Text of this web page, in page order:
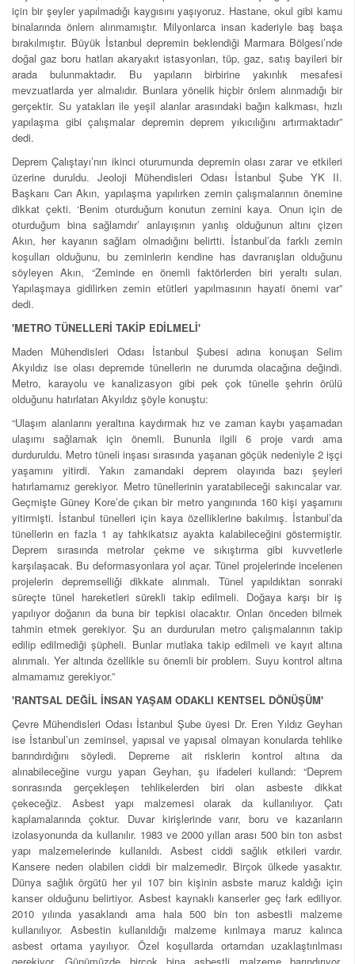
için bir şeyler yapılmadığı kaygısını yaşıyoruz. Hastane, okul gibi kamu
binalarında önlem alınmamıştır. Milyonlarca insan kaderiyle baş başa
bırakılmıştır. Büyük İstanbul depremin beklendiği Marmara Bölgesi’nde
doğal gaz boru hatları akaryakıt istasyonları, tüp, gaz, satış bayileri bir
arada bulunmaktadır. Bu yapıların birbirine yakınlık mesafesi
mevzuatlarda yer almalıdır. Bunlara yönelik hiçbir önlem alınmadığı bir
gerçektir. Su yatakları ile yeşil alanlar arasındaki bağın kalkması, hızlı
yapılaşma gibi çalışmalar depremin deprem yıkıcılığını artırmaktadır”
dedi.
Deprem Çalıştayı’nın ikinci oturumunda depremin olası zarar ve etkileri
üzerine duruldu. Jeoloji Mühendisleri Odası İstanbul Şube YK II.
Başkanı Can Akın, yapılaşma yapılırken zemin çalışmalarının önemine
dikkat çekti. ‘Benim oturduğum konutun zemini kaya. Onun için de
oturduğum bina sağlamdır’ anlayışının yanlış olduğunun altını çizen
Akın, her kayanın sağlam olmadığını belirtti. İstanbul’da farklı zemin
koşulları olduğunu, bu zeminlerin kendine has davranışları olduğunu
söyleyen Akın, “Zeminde en önemli faktörlerden biri yeraltı suları.
Yapılaşmaya gidilirken zemin etütleri yapılmasının hayati önemi var”
dedi.
'METRO TÜNELLERİ TAKİP EDİLMELİ'
Maden Mühendisleri Odası İstanbul Şubesi adına konuşan Selim
Akyıldız ise olası depremde tünellerin ne durumda olacağına değindi.
Metro, karayolu ve kanalizasyon gibi pek çok tünelle şehrin örülü
olduğunu hatırlatan Akyıldız şöyle konuştu:
“Ulaşım alanlarını yeraltına kaydırmak hız ve zaman kaybı yaşamadan
ulaşımı sağlamak için önemli. Bununla ilgili 6 proje vardı ama
durduruldu. Metro tüneli inşası sırasında yaşanan göçük nedeniyle 2 işçi
yaşamını yitirdi. Yakın zamandaki deprem olayında bazı şeyleri
hatırlamamız gerekiyor. Metro tünellerinin yaratabileceği sakıncalar var.
Geçmişte Güney Kore’de çıkan bir metro yangınında 160 kişi yaşamını
yitirmişti. İstanbul tünelleri için kaya özelliklerine bakılmış. İstanbul’da
tünellerin en fazla 1 ay tahkikatsız ayakta kalabileceğini göstermiştir.
Deprem sırasında metrolar çekme ve sıkıştırma gibi kuvvetlerle
karşılaşacak. Bu deformasyonlara yol açar. Tünel projelerinde incelenen
projelerin depremselliği dikkate alınmalı. Tünel yapıldıktan sonraki
süreçte tünel hareketleri sürekli takip edilmeli. Doğaya karşı bir iş
yapılıyor doğanın da buna bir tepkisi olacaktır. Onları önceden bilmek
tahmin etmek gerekiyor. Şu an durdurulan metro çalışmalarının takip
edilip edilmediği şüpheli. Bunlar mutlaka takip edilmeli ve kayıt altına
alınmalı. Yer altında özellikle su önemli bir problem. Suyu kontrol altına
almamamız gerekiyor.”
'RANTSAL DEĞİL İNSAN YAŞAM ODAKLI KENTSEL DÖNÜŞÜM'
Çevre Mühendisleri Odası İstanbul Şube üyesi Dr. Eren Yıldız Geyhan
ise İstanbul’un zeminsel, yapısal ve yapısal olmayan konularda tehlike
barındırdığını söyledi. Depreme ait risklerin kontrol altına da
alınabileceğine vurgu yapan Geyhan, şu ifadeleri kullandı: “Deprem
sonrasında gerçekleşen tehlikelerden biri olan asbeste dikkat
çekeceğiz. Asbest yapı malzemesi olarak da kullanılıyor. Çatı
kaplamalarında çoktur. Duvar kirişlerinde varır, boru ve kazanların
izolasyonunda da kullanılır. 1983 ve 2000 yılları arası 500 bin ton asbst
yapı malzemelerinde kullanıldı. Asbest ciddi sağlık etkileri vardır.
Kansere neden olabilen ciddi bir malzemedir. Birçok ülkede yasaktır.
Dünya sağlık örgütü her yıl 107 bin kişinin asbste maruz kaldığı için
kanser olduğunu belirtiyor. Asbest kaynaklı kanserler geç fark ediliyor.
2010 yılında yasaklandı ama hala 500 bin ton asbestli malzeme
kullanılıyor. Asbestin kullanıldığı malzeme kırılmaya maruz kalınca
asbest ortama yayılıyor. Özel koşullarda ortamdan uzaklaştırılması